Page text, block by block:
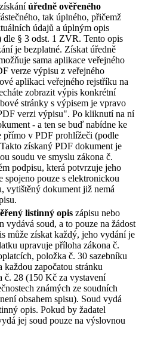
úředně ověřeného
tak úplného, přičemž
údajů a úplným opis
§ 3 odst. 1 ZVR. Tento opis
je bezplatné. Získat úředně
sama aplikace veřejného
verze výpisu z veřejného
aplikaci veřejného rejstříku na
zobrazit výpis konkrétní
stránky s výpisem je vpravo
verzi výpisu". Po kliknutí na ní
- a ten se buď nabídne ke
přímo v PDF prohlížeči (podle
získaný PDF dokument je
soudu ve smyslu zákona č.
podpisu, která potvrzuje jeho
pouze s elektronickou
vytištěný dokument již nemá
listinný opis zápisu nebo
vydává soud, a to pouze na žádost
může získat každý, jeho vydání je
upravuje příloha zákona č.
položka č. 30 sazebníku
započatou stránku
č. 28 (150 Kč za vystavení
známých ze soudních
obsahem spisu). Soud vydá
opis. Pokud by žadatel
jej soud pouze na výslovnou